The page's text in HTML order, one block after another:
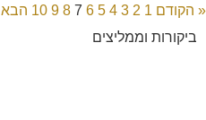
« הקודם 1
2
3
4
5
6
7
8
9
10
ביקורות וממליצים